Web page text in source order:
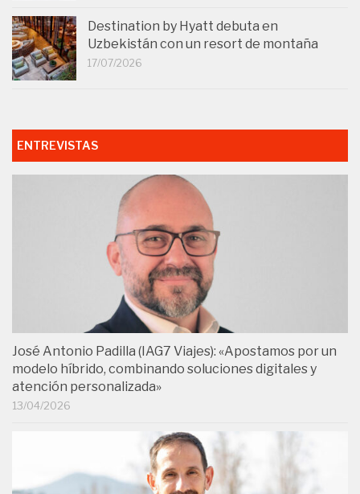
Destination by Hyatt debuta en
Uzbekistán con un resort de montaña
17/07/2026
ENTREVISTAS
José Antonio Padilla (IAG7 Viajes): «Apostamos por un
modelo híbrido, combinando soluciones digitales y
atención personalizada»
13/04/2026